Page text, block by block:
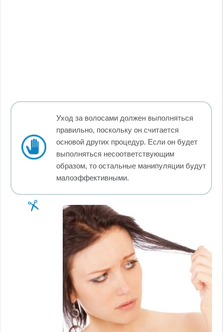
Уход за волосами должен выполняться
правильно, поскольку он считается
основой других процедур. Если он будет
выполняться несоответствующим
образом, то остальные манипуляции будут
малоэффективными.